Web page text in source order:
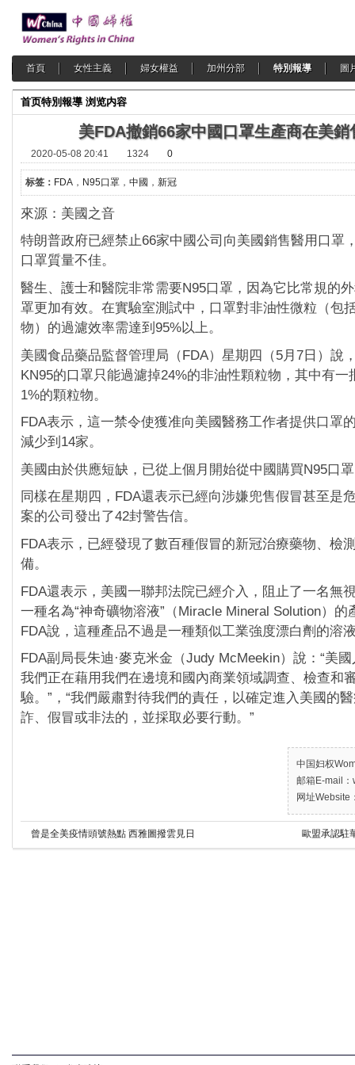
首頁 女性主義 婦女權益 加州分部 特別報導 圖
首页特別報導 浏览内容
美FDA撤銷66家中國口罩生產商在美銷
2020-05-08 20:41 1324 0
标签： FDA ， N95口罩 ， 中國 ， 新冠
來源：美國之音
特朗普政府已經禁止66家中國公司向美國銷售醫用口罩
口罩質量不佳。
醫生、護士和醫院非常需要N95口罩，因為它比常規的
罩更加有效。在實驗室測試中，口罩對非油性微粒（包
物）的過濾效率需達到95%以上。
美國食品藥品監督管理局（FDA）星期四（5月7日）說
KN95的口罩只能過濾掉24%的非油性顆粒物，其中有一
1%的顆粒物。
FDA表示，這一禁令使獲准向美國醫務工作者提供口罩
減少到14家。
美國由於供應短缺，已從上個月開始從中國購買N95口
同樣在星期四，FDA還表示已經向涉嫌兜售假冒甚至是
案的公司發出了42封警告信。
FDA表示，已經發現了數百種假冒的新冠治療藥物、檢
備。
FDA還表示，美國一聯邦法院已經介入，阻止了一名無
一種名為“神奇礦物溶液”（Miracle Mineral Solution）的
FDA說，這種產品不過是一種類似工業強度漂白劑的溶
FDA副局長朱迪·麥克米金（Judy McMeekin）說：“美
我們正在藉用我們在邊境和國內商業領域調查、檢查和
驗。”，“我們嚴肅對待我們的責任，以確定進入美國的
詐、假冒或非法的，並採取必要行動。”
中国妇权
邮箱E-mail
网址Website
曾是全美疫情頭號熱點 西雅圖撥雲見日 歐盟承認駐